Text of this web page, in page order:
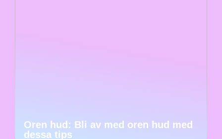
Oren hud: Bli av med oren hud med
dessa tips